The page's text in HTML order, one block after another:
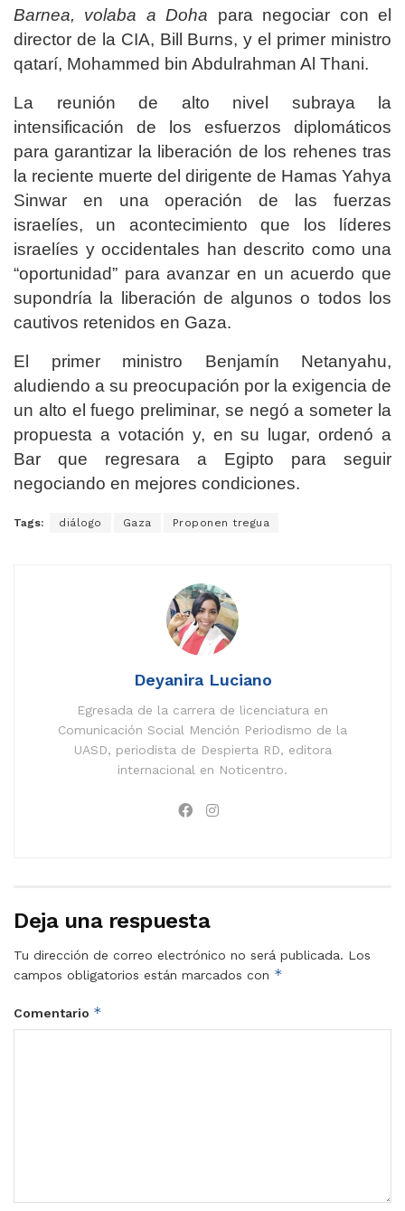
Barnea, volaba a Doha para negociar con el
director de la CIA, Bill Burns, y el primer ministro
qatarí, Mohammed bin Abdulrahman Al Thani.
La reunión de alto nivel subraya la
intensificación de los esfuerzos diplomáticos
para garantizar la liberación de los rehenes tras
la reciente muerte del dirigente de Hamas Yahya
Sinwar en una operación de las fuerzas
israelíes, un acontecimiento que los líderes
israelíes y occidentales han descrito como una
“oportunidad” para avanzar en un acuerdo que
supondría la liberación de algunos o todos los
cautivos retenidos en Gaza.
El primer ministro Benjamín Netanyahu,
aludiendo a su preocupación por la exigencia de
un alto el fuego preliminar, se negó a someter la
propuesta a votación y, en su lugar, ordenó a
Bar que regresara a Egipto para seguir
negociando en mejores condiciones.
Tags: diálogo Gaza Proponen tregua
Deyanira Luciano
Egresada de la carrera de licenciatura en
Comunicación Social Mención Periodismo de la
UASD, periodista de Despierta RD, editora
internacional en Noticentro.
Deja una respuesta
Tu dirección de correo electrónico no será publicada. Los
campos obligatorios están marcados con *
Comentario *